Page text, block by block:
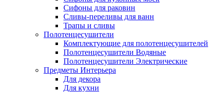
Сифоны для раковин
Сливы-переливы для ванн
Трапы и сливы
Полотенцесушители
Комплектующие для полотенцесушителей
Полотенцесушители Водяные
Полотенцесушители Электрические
Предметы Интерьера
Для декора
Для кухни